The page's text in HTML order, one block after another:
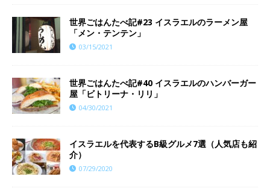
世界ごはんたべ記#23 イスラエルのラーメン屋
「メン・テンテン」
03/15/2021
世界ごはんたべ記#40 イスラエルのハンバーガー
屋「ビトリーナ・リリ」
04/30/2021
イスラエルを代表するB級グルメ7選（人気店も紹
介）
07/29/2020